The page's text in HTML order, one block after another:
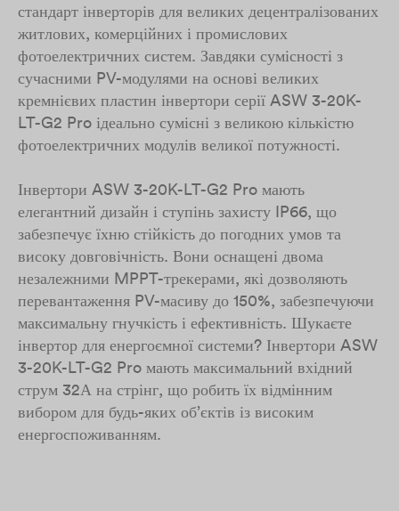
стандарт інверторів для великих децентралізованих
житлових, комерційних і промислових
фотоелектричних систем. Завдяки сумісності з
сучасними PV-модулями на основі великих
кремнієвих пластин інвертори серії ASW 3-20K-
LT-G2 Pro ідеально сумісні з великою кількістю
фотоелектричних модулів великої потужності.
Інвертори ASW 3-20K-LT-G2 Pro мають
елегантний дизайн і ступінь захисту IP66, що
забезпечує їхню стійкість до погодних умов та
високу довговічність. Вони оснащені двома
незалежними MPPT-трекерами, які дозволяють
перевантаження PV-масиву до 150%, забезпечуючи
максимальну гнучкість і ефективність. Шукаєте
інвертор для енергоємної системи? Інвертори ASW
3-20K-LT-G2 Pro мають максимальний вхідний
струм 32А на стрінг, що робить їх відмінним
вибором для будь-яких об’єктів із високим
енергоспоживанням.